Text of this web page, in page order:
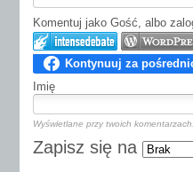
Komentuj jako Gość, albo
Imię
Wyświetlane przy twoich komentarzach.
Zapisz się na